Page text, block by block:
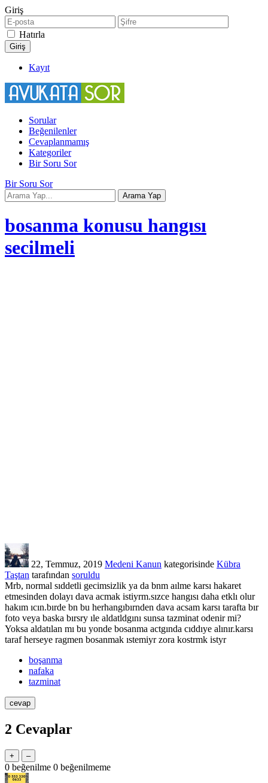
Giriş
Hatırla
Kayıt
Sorular
Beğenilenler
Cevaplanmamış
Kategoriler
Bir Soru Sor
Bir Soru Sor
bosanma konusu hangısı
secilmeli
22, Temmuz, 2019 Medeni Kanun kategorisinde Kübra
Taştan tarafından soruldu
Mrb, normal sıddetli gecimsizlik ya da bnm aılme karsı hakaret
etmesinden dolayı dava acmak istiyrm.sızce hangısı daha etklı olur
hakım ıcın.bırde bn bu herhangıbırnden dava acsam karsı tarafta bır
foto veya baska bırsry ıle aldatldgını sunsa tazminat odenir mi?
Yoksa aldatılan mı bu yonde bosanma actgında cıddıye alınır.karsı
taraf herseye ragmen bosanmak ıstemiyr zora kostrmk istyr
boşanma
nafaka
tazminat
2 Cevaplar
0 beğenilme 0 beğenilmeme